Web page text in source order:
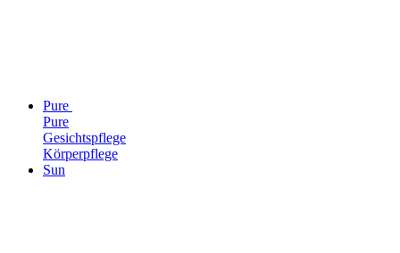
Pure
Pure
Gesichtspflege
Körperpflege
Sun